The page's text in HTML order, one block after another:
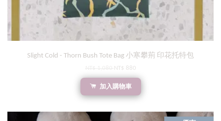
Slight Cold - Thorn Bush Tote Bag 小寒攀荊 印花托特包
NT$ 880
加入購物車